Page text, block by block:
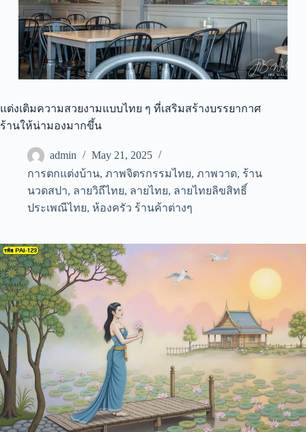
แต่งเติมความสวยงามแบบไทย ๆ ที่เสริมสร้างบรรยากาศ
ร้านให้น่ามองมากขึ้น
admin
May 21, 2025
การตกแต่งบ้าน, ภาพจิตรกรรมไทย, ภาพวาด, ร้าน
นวดสปา, ลายวิถีไทย, ลายไทย, ลายไทยลิขสิทธิ์
ประเพณีไทย, ห้องครัว ร้านค้าต่างๆ